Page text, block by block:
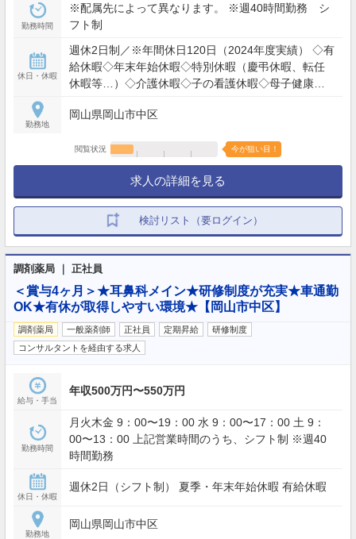
勤務時間
※配属先によって異なります。 ※週40時間勤務 シ
フト制
休日・休暇
週休2日制／※年間休日120日（2024年度実績） ◇有
給休暇◇年末年始休暇◇特別休暇（慶弔休暇、転任
休暇等…）◇介護休暇◇子の看護休暇◇母子健康管
勤務地
岡山県岡山市中区
閲覧状況 今が狙い目！
求人の詳細を見る
検討リスト（要ログイン）
調剤薬局 ｜ 正社員
＜賞与4ヶ月＞★耳鼻科メイン★研修制度が充実★車通勤
OK★有休が取得しやすい環境★【岡山市中区】
調剤薬局 一般薬剤師 正社員 定期昇給
研修制度
コンサルタントを経由する求人
給与・手当
年収500万円〜550万円
勤務時間
月火木金 9：00〜19：00 水 9：00〜17：00 土 9：
00〜13：00 上記営業時間のうち、シフト制 ※週40
時間勤務
休日・休暇
週休2日（シフト制） 夏季・年末年始休暇 有給休暇
勤務地
岡山県岡山市中区